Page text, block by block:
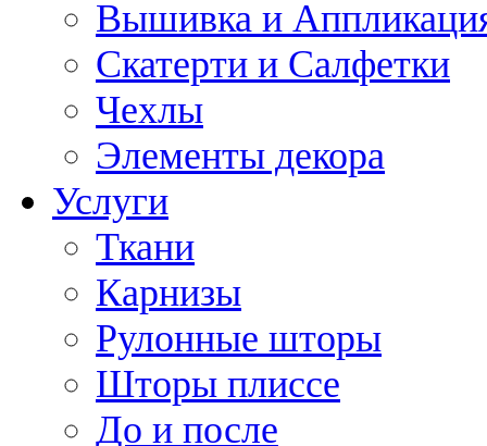
Вышивка и
Скатерти и Салфетки
Чехлы
Элементы декора
Услуги
Ткани
Карнизы
Рулонные шторы
Шторы плиссе
До и после